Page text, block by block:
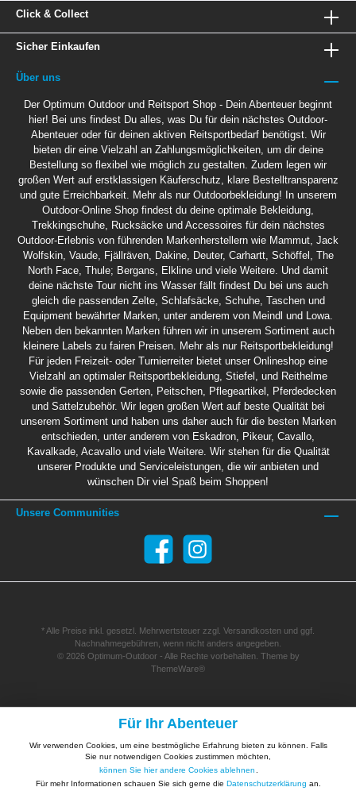
Click & Collect
Sicher Einkaufen
Über uns
Der Optimum Outdoor und Reitsport Shop - Dein Abenteuer beginnt
hier! Bei uns findest Du alles, was Du für dein nächstes Outdoor-
Abenteuer oder für deinen aktiven Reitsportbedarf benötigst. Wir
bieten dir eine Vielzahl an Zahlungsmöglichkeiten, um dir deine
Bestellung so flexibel wie möglich zu gestalten. Zudem legen wir
großen Wert auf erstklassigen Käuferschutz, klare Bestelltransparenz
und gute Erreichbarkeit. Mehr als nur Outdoorbekleidung! In unserem
Outdoor-Online Shop findest du deine optimale Bekleidung,
Trekkingschuhe, Rucksäcke und Accessoires für dein nächstes
Outdoor-Erlebnis von führenden Markenherstellern wie Mammut, Jack
Wolfskin, Vaude, Fjällräven, Dakine, Deuter, Carhartt, Schöffel, The
North Face, Thule; Bergans, Elkline und viele Weitere. Und damit
deine nächste Tour nicht ins Wasser fällt findest Du bei uns auch
gleich die passenden Zelte, Schlafsäcke, Schuhe, Taschen und
Equipment bewährter Marken, unter anderem von Meindl und Lowa.
Neben den bekannten Marken führen wir in unserem Sortiment auch
kleinere Labels zu fairen Preisen. Mehr als nur Reitsportbekleidung!
Für jeden Freizeit- oder Turnierreiter bietet unser Onlineshop eine
Vielzahl an optimaler Reitsportbekleidung, Stiefel, und Reithelme
sowie die passenden Gerten, Peitschen, Pflegeartikel, Pferdedecken
und Sattelzubehör. Wir legen großen Wert auf beste Qualität bei
unserem Sortiment und haben uns daher auch für die besten Marken
entschieden, unter anderem von Eskadron, Pikeur, Cavallo,
Kavalkade, Acavallo und viele Weitere. Wir stehen für die Qualität
unserer Produkte und Serviceleistungen, die wir anbieten und
wünschen Dir viel Spaß beim Shoppen!
Unsere Communities
* Alle Preise inkl. gesetzl. Mehrwertsteuer zzgl. Versandkosten und ggf.
Nachnahmegebühren, wenn nicht anders angegeben.
© 2026 Optimum-Outdoor - Alle Rechte vorbehalten. Theme by
ThemeWare®
Für Ihr Abenteuer
Wir verwenden Cookies, um eine bestmögliche Erfahrung bieten zu können. Falls
Sie nur notwendigen Cookies zustimmen möchten,
können Sie hier andere Cookies ablehnen
Für mehr Informationen schauen Sie sich gerne die Datenschutzerklärung an.